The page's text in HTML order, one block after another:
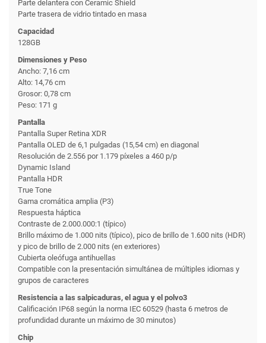
Parte delantera con Ceramic Shield
Parte trasera de vidrio tintado en masa
Capacidad
128GB
Dimensiones y Peso
Ancho: 7,16 cm
Alto: 14,76 cm
Grosor: 0,78 cm
Peso: 171 g
Pantalla
Pantalla Super Retina XDR
Pantalla OLED de 6,1 pulgadas (15,54 cm) en diagonal
Resolución de 2.556 por 1.179 píxeles a 460 p/p
Dynamic Island
Pantalla HDR
True Tone
Gama cromática amplia (P3)
Respuesta háptica
Contraste de 2.000.000:1 (típico)
Brillo máximo de 1.000 nits (típico), pico de brillo de 1.600 nits (HDR)
y pico de brillo de 2.000 nits (en exteriores)
Cubierta oleófuga antihuellas
Compatible con la presentación simultánea de múltiples idiomas y
grupos de caracteres
Resistencia a las salpicaduras, el agua y el polvo3
Calificación IP68 según la norma IEC 60529 (hasta 6 metros de
profundidad durante un máximo de 30 minutos)
Chip